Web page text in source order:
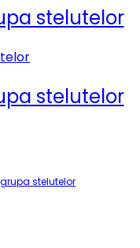
stelutelor
stelutelor
stelutelor